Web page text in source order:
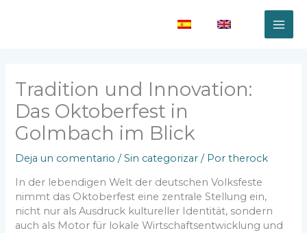
Tradition und Innovation:
Das Oktoberfest in
Golmbach im Blick
Deja un comentario /Sin categorizar / Portherock
In der lebendigen Welt der deutschen Volksfeste
nimmt das Oktoberfest eine zentrale Stellung ein,
nicht nur als Ausdruck kultureller Identität, sondern
auch als Motor für lokale Wirtschaftsentwicklung und